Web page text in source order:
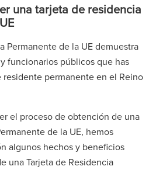
una tarjeta de residencia
Permanente de la UE demuestra
funcionarios públicos que has
permanente en el Reino
el proceso de obtención de una
de la UE, hemos
algunos hechos y beneficios
una Tarjeta de Residencia